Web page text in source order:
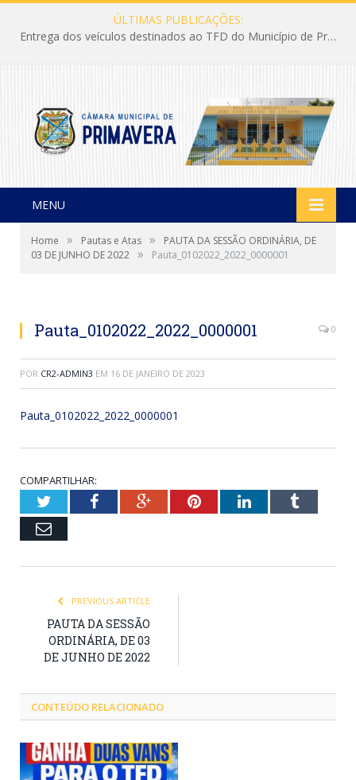
ÚLTIMAS PUBLICAÇÕES:
Entrega dos veículos destinados ao TFD do Município de Primavera
MENU
Home » Pautas e Atas »
PAUTA DA SESSÃO ORDINÁRIA, DE
03 DE JUNHO DE 2022 » Pauta_0102022_2022_0000001
Pauta_0102022_2022_0000001 0
POR CR2-ADMIN3 EM 16 DE JANEIRO DE 2023
Pauta_0102022_2022_0000001
COMPARTILHAR:
TwitterFacebookGoogle+PinterestLinkedInTumblr
Email
PREVIOUS ARTICLE
PAUTA DA SESSÃO
ORDINÁRIA, DE 03
DE JUNHO DE 2022
CONTEÚDO RELACIONADO